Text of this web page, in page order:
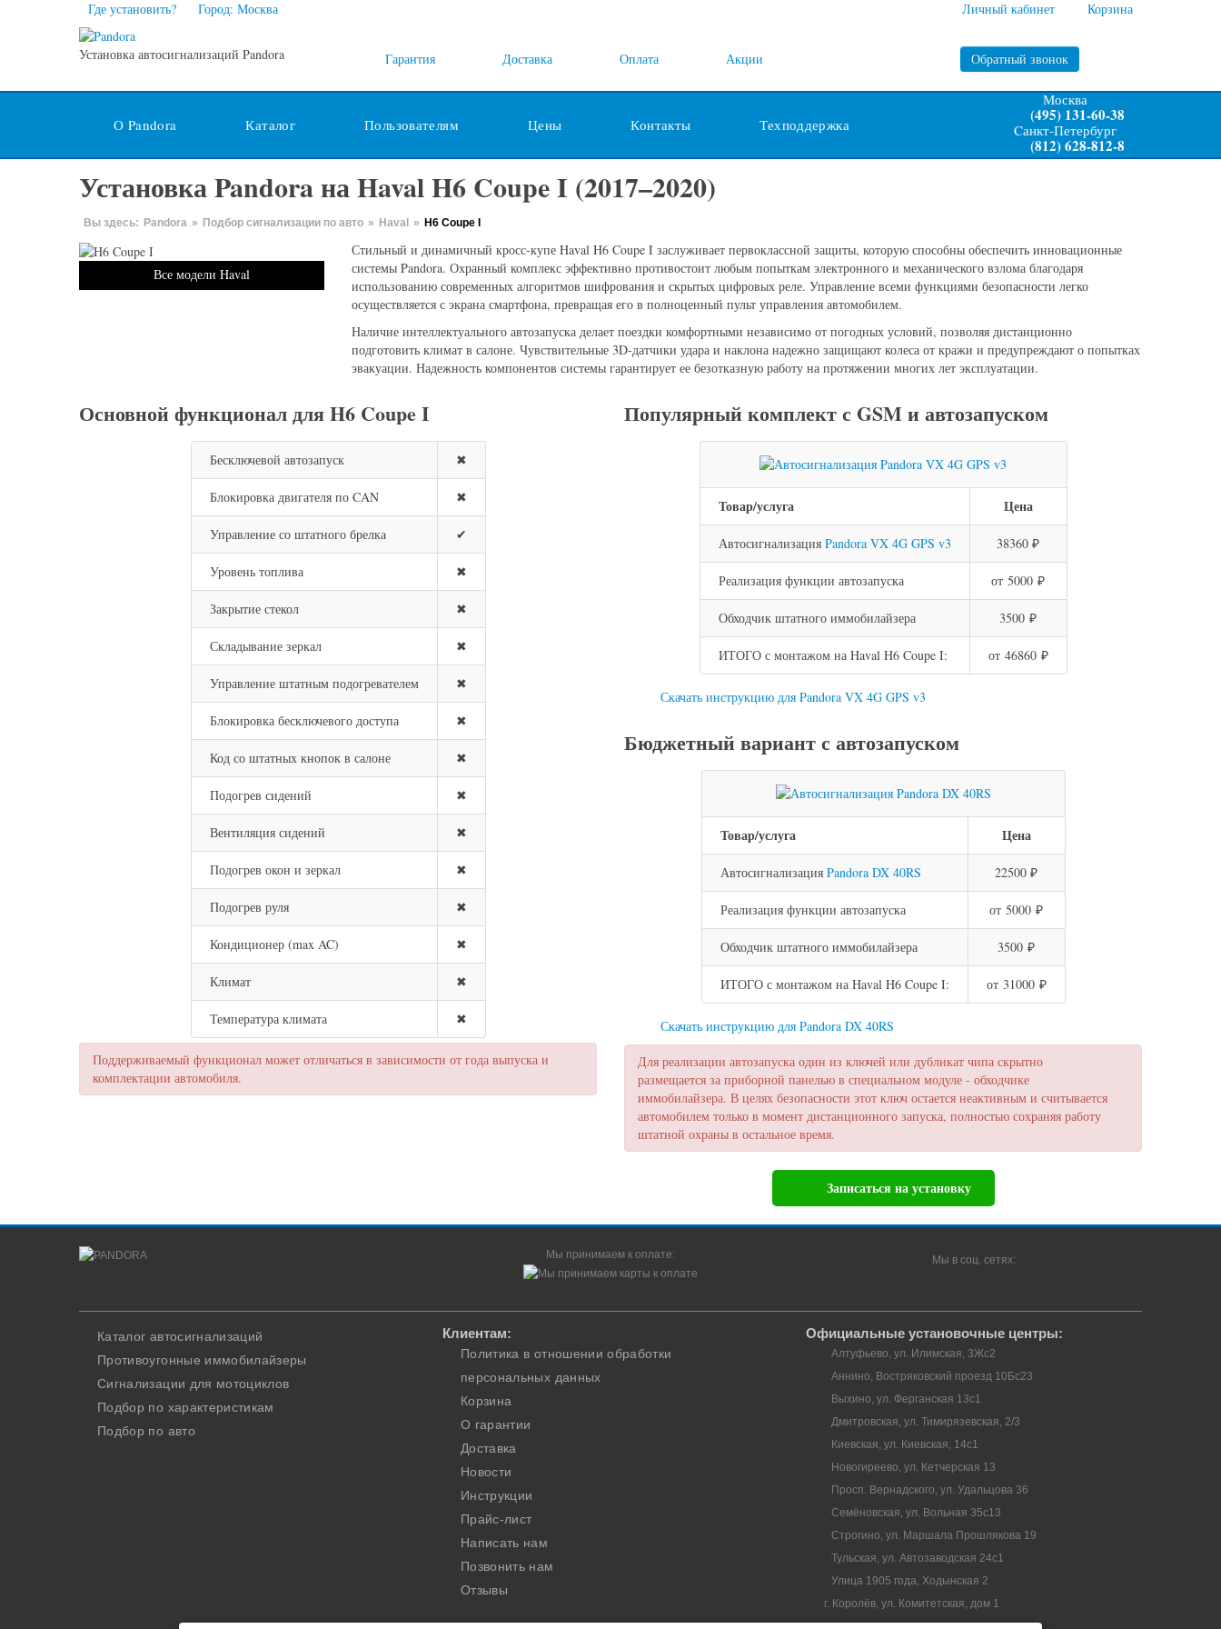
Где установить? Город: Москва Корзина
Личный кабинет
Установка автосигнализаций Pandora Гарантия Доставка Оплата Акции Обратный звонок
О Pandora Каталог Пользователям Цены Контакты Техподдержка
Москва
(495) 131-60-38
Cанкт-Петербург
(812) 628-812-8
Установка Pandora на Haval H6 Coupe I (2017–2020)
Вы здесь: Pandora » Подбор сигнализации по авто » Haval » H6 Coupe I
Все модели Haval
Стильный и динамичный кросс-купе Haval H6 Coupe I заслуживает первоклассной защиты, которую способны обеспечить инновационные
системы Pandora. Охранный комплекс эффективно противостоит любым попыткам электронного и механического взлома благодаря
использованию современных алгоритмов шифрования и скрытых цифровых реле. Управление всеми функциями безопасности легко
осуществляется с экрана смартфона, превращая его в полноценный пульт управления автомобилем.
Наличие интеллектуального автозапуска делает поездки комфортными независимо от погодных условий, позволяя дистанционно
подготовить климат в салоне. Чувствительные 3D-датчики удара и наклона надежно защищают колеса от кражи и предупреждают о попытках
эвакуации. Надежность компонентов системы гарантирует ее безотказную работу на протяжении многих лет эксплуатации.
Основной функционал для H6 Coupe I
Бесключевой автозапуск ✖
Блокировка двигателя по CAN ✖
Управление со штатного брелка ✔
Уровень топлива ✖
Закрытие стекол ✖
Складывание зеркал ✖
Управление штатным подогревателем ✖
Блокировка бесключевого доступа ✖
Код со штатных кнопок в салоне ✖
Подогрев сидений ✖
Вентиляция сидений ✖
Подогрев окон и зеркал ✖
Подогрев руля ✖
Кондиционер (max AC) ✖
Климат ✖
Температура климата ✖
Поддерживаемый функционал может отличаться в зависимости от года выпуска и
комплектации автомобиля.
Популярный комплект с GSM и автозапуском
Товар/услуга Цена
Автосигнализация Pandora VX 4G GPS v3 38360 ₽
Реализация функции автозапуска от 5000 ₽
Обходчик штатного иммобилайзера 3500 ₽
ИТОГО с монтажом на Haval H6 Coupe I: от 46860 ₽
Скачать инструкцию для Pandora VX 4G GPS v3
Бюджетный вариант с автозапуском
Товар/услуга Цена
Автосигнализация Pandora DX 40RS 22500 ₽
Реализация функции автозапуска от 5000 ₽
Обходчик штатного иммобилайзера 3500 ₽
ИТОГО с монтажом на Haval H6 Coupe I: от 31000 ₽
Скачать инструкцию для Pandora DX 40RS
Для реализации автозапуска один из ключей или дубликат чипа скрытно
размещается за приборной панелью в специальном модуле - обходчике
иммобилайзера. В целях безопасности этот ключ остается неактивным и считывается
автомобилем только в момент дистанционного запуска, полностью сохраняя работу
штатной охраны в остальное время.
Записаться на установку
Мы принимаем к оплате: Мы в соц. сетях:
Каталог автосигнализаций
Противоугонные иммобилайзеры
Сигнализации для мотоциклов
Подбор по характеристикам
Подбор по авто
Клиентам:
Политика в отношении обработки
персональных данных
Корзина
О гарантии
Доставка
Новости
Инструкции
Прайс-лист
Написать нам
Позвонить нам
Отзывы
Официальные установочные центры:
Алтуфьево, ул. Илимская, 3Жс2
Аннино, Востряковский проезд 10Бс23
Выхино, ул. Ферганская 13с1
Дмитровская, ул. Тимирязевская, 2/3
Киевская, ул. Киевская, 14с1
Новогиреево, ул. Кетчерская 13
Просп. Вернадского, ул. Удальцова 36
Семёновская, ул. Вольная 35с13
Строгино, ул. Маршала Прошлякова 19
Тульская, ул. Автозаводская 24с1
Улица 1905 года, Ходынская 2
г. Королёв, ул. Комитетская, дом 1